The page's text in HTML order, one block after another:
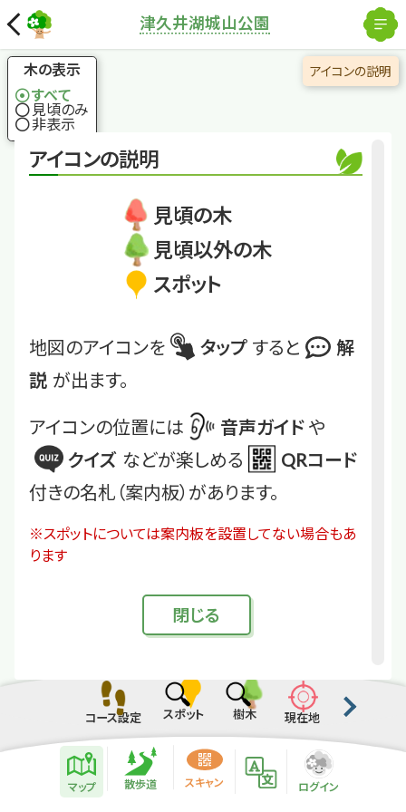
アイコンの説明
見頃の木
見頃以外の木
スポット
地図のアイコンを タップ すると
解
説 が出ます。
アイコンの位置には 音声ガイド や
クイズ などが楽しめる
QRコード
付きの名札（案内板）があります。
※スポットについては案内板を設置してない場合もあ
ります
閉じる
津久井湖城山公園
ヤマコウバシ
ヤマコウバシ
国土地理院
木の表示
すべて
見頃のみ
非表示
解除
アイコンの説明
コース設定 スポット 樹木 現在地
マップ 散歩道 スキャン ログイン
散歩道紹介ページ
緑地紹介情報